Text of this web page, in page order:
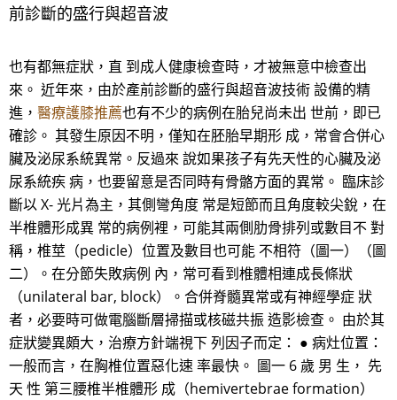
前診斷的盛行與超音波
也有都無症狀，直 到成人健康檢查時，才被無意中檢查出
來。 近年來，由於產前診斷的盛行與超音波技術 設備的精
進， 醫療護膝推薦也有不少的病例在胎兒尚未出 世前，即已
確診。 其發生原因不明，僅知在胚胎早期形 成，常會合併心
臟及泌尿系統異常。反過來 說如果孩子有先天性的心臟及泌
尿系統疾 病，也要留意是否同時有骨骼方面的異常。 臨床診
斷以 X- 光片為主，其側彎角度 常是短節而且角度較尖銳，在
半椎體形成異 常的病例裡，可能其兩側肋骨排列或數目不 對
稱，椎莖（pedicle）位置及數目也可能 不相符（圖一）（圖
二）。在分節失敗病例 內，常可看到椎體相連成長條狀
（unilateral bar, block）。合併脊髓異常或有神經學症 狀
者，必要時可做電腦斷層掃描或核磁共振 造影檢查。 由於其
症狀變異頗大，治療方針端視下 列因子而定： ● 病灶位置：
一般而言，在胸椎位置惡化速 率最快。 圖一 6 歲 男 生， 先
天 性 第三腰椎半椎體形 成（hemivertebrae formation）